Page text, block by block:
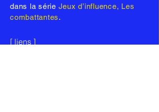
dans la série Jeux d’influence, Les
combattantes.
[ liens ]